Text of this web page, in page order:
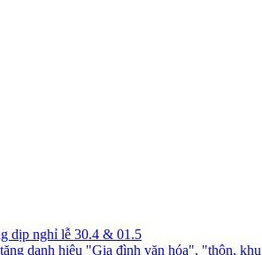
dịp nghỉ lễ 30.4 & 01.5
danh hiệu "Gia đình văn hóa", "thôn,